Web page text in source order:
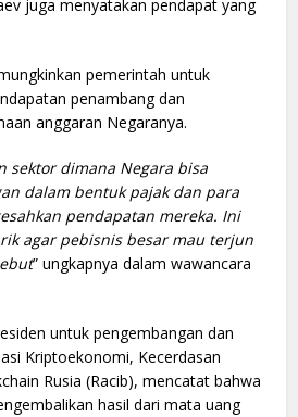
juga menyatakan pendapat yang
pemerintah untuk
penambang dan
anggaran Negaranya.
sektor dimana Negara bisa
dalam bentuk pajak dan para
pendapatan mereka. Ini
agar pebisnis besar mau terjun
” ungkapnya dalam wawancara
untuk pengembangan dan
Kriptoekonomi, Kecerdasan
Rusia (Racib), mencatat bahwa
hasil dari mata uang